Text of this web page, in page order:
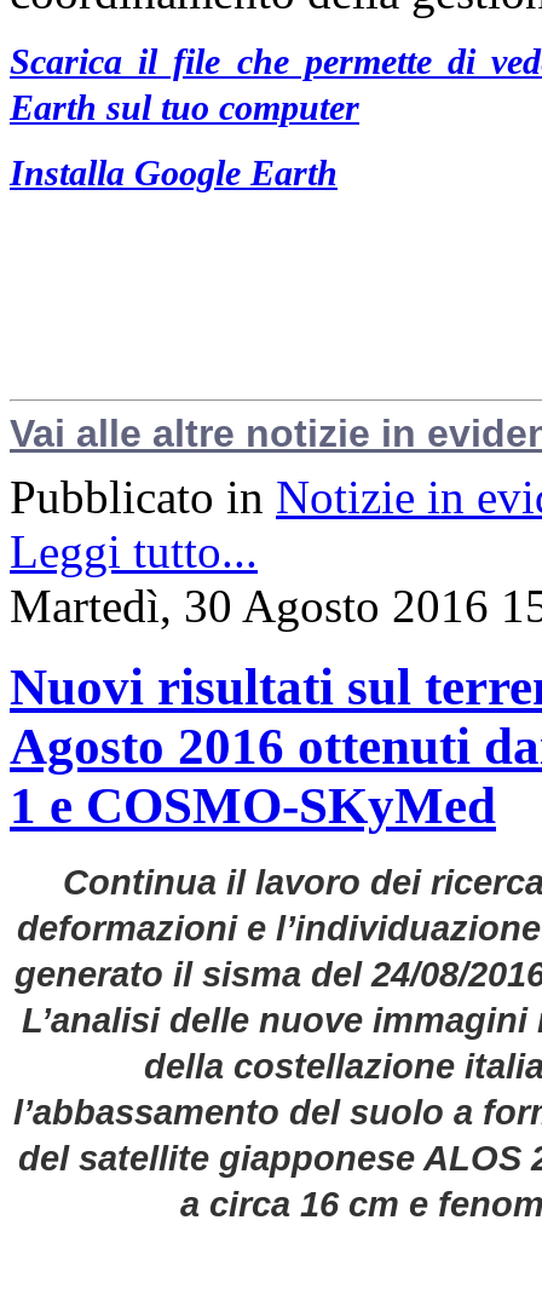
Scarica il file che permette di
Earth sul tuo computer
Installa Google Earth
Vai alle altre notizie in
Pubblicato in Notizie in
Leggi tutto...
Martedì, 30 Agosto 2016
Nuovi risultati sul
Agosto 2016 ottenuti
1 e COSMO-SKyMed
Continua il lavoro dei
deformazioni e
generato il sisma del 24/08/
L’analisi delle nuove
della costellazione
l’abbassamento del suolo a
del satellite giapponese
a circa 16 cm e